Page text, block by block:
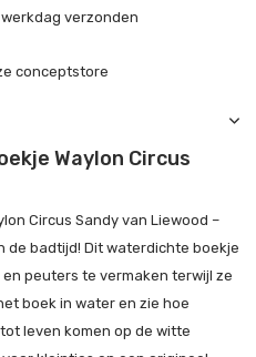
verzonden
conceptstore
Waylon Circus
Circus Sandy van Liewood –
badtijd! Dit waterdichte boekje
peuters te vermaken terwijl ze
boek in water en zie hoe
leven komen op de witte